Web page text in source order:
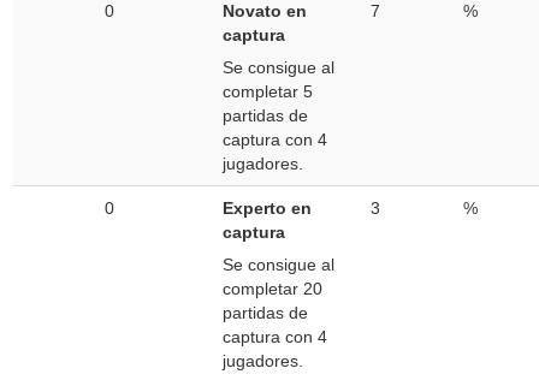
0
Novato en
captura
Se consigue al
completar 5
partidas de
captura con 4
jugadores.
7 %
0
Experto en
captura
Se consigue al
completar 20
partidas de
captura con 4
jugadores.
3 %